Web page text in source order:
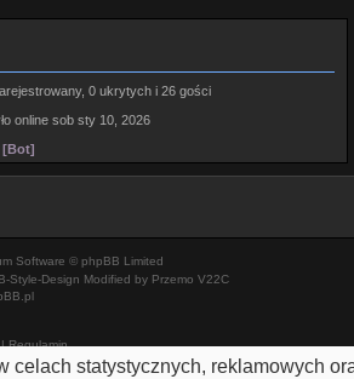
celach statystycznych, reklamowych
0 ukrytych i 26 gości
online sob sty 10, 2026
[Bot]
Software © phpBB Limited
Style-Design Modified by Przemo V22C
|Regulamin